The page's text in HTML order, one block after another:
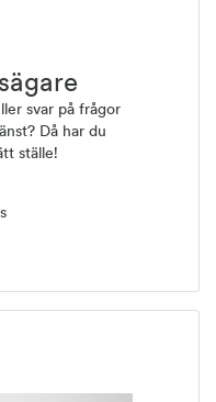
svar på frågor
Då har du
ställe!